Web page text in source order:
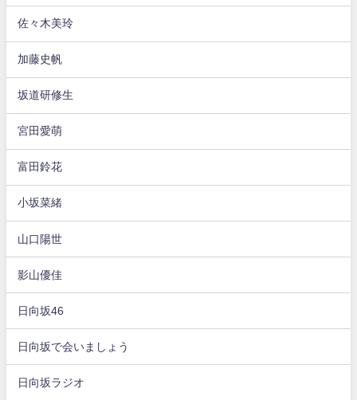
佐々木美玲
加藤史帆
坂道研修生
宮田愛萌
富田鈴花
小坂菜緒
山口陽世
影山優佳
日向坂46
日向坂で会いましょう
日向坂ラジオ